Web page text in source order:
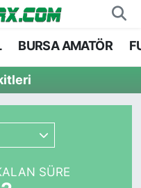
BURSA AMATÖR
SÜRE